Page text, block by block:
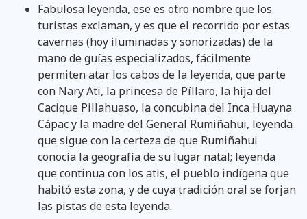
Fabulosa leyenda, ese es otro nombre que los
turistas exclaman, y es que el recorrido por estas
cavernas (hoy iluminadas y sonorizadas) de la
mano de guías especializados, fácilmente
permiten atar los cabos de la leyenda, que parte
con Nary Ati, la princesa de Píllaro, la hija del
Cacique Pillahuaso, la concubina del Inca Huayna
Cápac y la madre del General Rumiñahui, leyenda
que sigue con la certeza de que Rumiñahui
conocía la geografía de su lugar natal; leyenda
que continua con los atis, el pueblo indígena que
habitó esta zona, y de cuya tradición oral se forjan
las pistas de esta leyenda.